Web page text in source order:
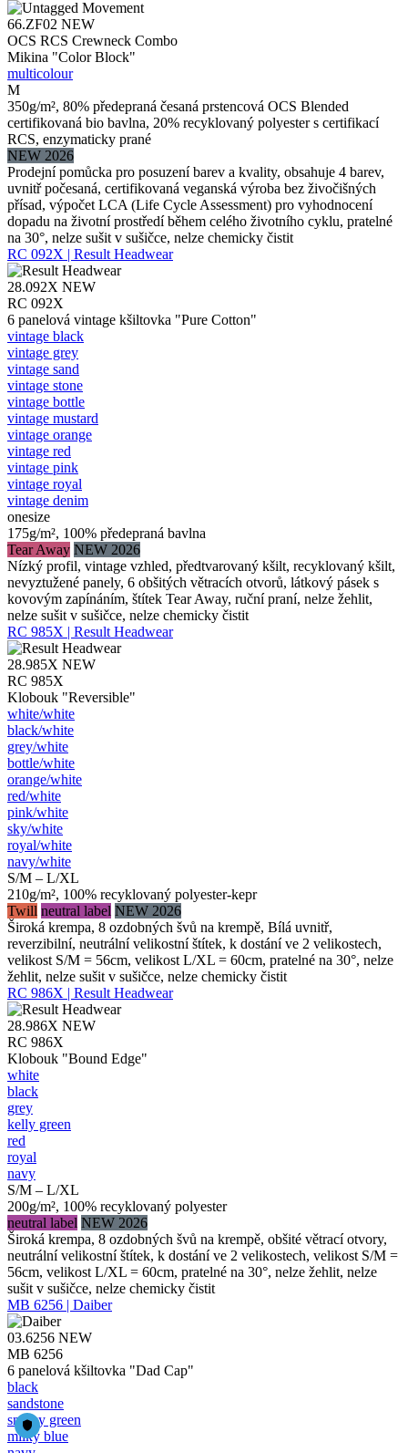
66.ZF02 NEW
OCS RCS Crewneck Combo
Mikina "Color Block"
multicolour
M
350g/m², 80% předepraná česaná prstencová OCS Blended
certifikovaná bio bavlna, 20% recyklovaný polyester s certifikací
RCS, enzymaticky prané
NEW 2026
Prodejní pomůcka pro posuzení barev a kvality, obsahuje 4 barev,
uvnitř počesaná, certifikovaná veganská výroba bez živočišných
přísad, výpočet LCA (Life Cycle Assessment) pro vyhodnocení
dopadu na životní prostředí během celého životního cyklu, pratelné
na 30°, nelze sušit v sušičce, nelze chemicky čistit
RC 092X | Result Headwear
28.092X NEW
RC 092X
6 panelová vintage kšiltovka "Pure Cotton"
vintage black
vintage grey
vintage sand
vintage stone
vintage bottle
vintage mustard
vintage orange
vintage red
vintage pink
vintage royal
vintage denim
onesize
175g/m², 100% předepraná bavlna
Tear Away NEW 2026
Nízký profil, vintage vzhled, předtvarovaný kšilt, recyklovaný kšilt,
nevyztužené panely, 6 obšitých větracích otvorů, látkový pásek s
kovovým zapínáním, štítek Tear Away, ruční praní, nelze žehlit,
nelze sušit v sušičce, nelze chemicky čistit
RC 985X | Result Headwear
28.985X NEW
RC 985X
Klobouk "Reversible"
white/​white
black/​white
grey/​white
bottle/​white
orange/​white
red/​white
pink/​white
sky/​white
royal/​white
navy/​white
S/M – L/XL
210g/m², 100% recyklovaný polyester-kepr
Twill neutral label NEW 2026
Široká krempa, 8 ozdobných švů na krempě, Bílá uvnitř,
reverzibilní, neutrální velikostní štítek, k dostání ve 2 velikostech,
velikost S/M = 56cm, velikost L/XL = 60cm, pratelné na 30°, nelze
žehlit, nelze sušit v sušičce, nelze chemicky čistit
RC 986X | Result Headwear
28.986X NEW
RC 986X
Klobouk "Bound Edge"
white
black
grey
kelly green
red
royal
navy
S/M – L/XL
200g/m², 100% recyklovaný polyester
neutral label NEW 2026
Široká krempa, 8 ozdobných švů na krempě, obšité větrací otvory,
neutrální velikostní štítek, k dostání ve 2 velikostech, velikost S/M =
56cm, velikost L/XL = 60cm, pratelné na 30°, nelze žehlit, nelze
sušit v sušičce, nelze chemicky čistit
MB 6256 | Daiber
03.6256 NEW
MB 6256
6 panelová kšiltovka "Dad Cap"
black
sandstone
smoky green
milky blue